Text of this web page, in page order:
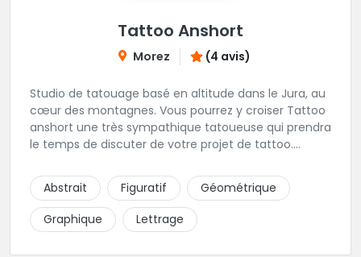
Tattoo Anshort
Morez (4 avis)
Studio de tatouage basé en altitude dans le Jura, au
cœur des montagnes. Vous pourrez y croiser Tattoo
anshort une très sympathique tatoueuse qui prendra
le temps de discuter de votre projet de tattoo.
piquer la peau à la montagne ! Elle maîtrise les
lettrages et les aplats de noir. N’hésitez pas à la
contacter pour lui soumettre votre projet.
Abstrait Figuratif
Géométrique
Graphique
Lettrage